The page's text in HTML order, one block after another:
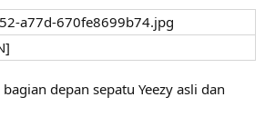
depan sepatu Yeezy asli dan